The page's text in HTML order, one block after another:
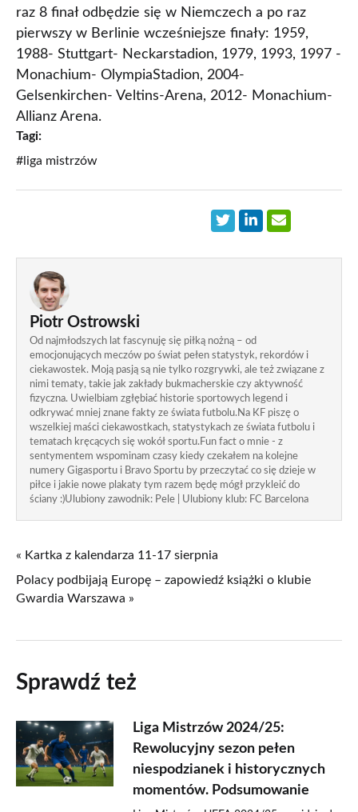
raz 8 finał odbędzie się w Niemczech a po raz
pierwszy w Berlinie wcześniejsze finały: 1959,
1988- Stuttgart- Neckarstadion, 1979, 1993, 1997 -
Monachium- OlympiaStadion, 2004-
Gelsenkirchen- Veltins-Arena, 2012- Monachium-
Allianz Arena.
Tagi:
#liga mistrzów
Piotr Ostrowski
Od najmłodszych lat fascynuję się piłką nożną – od
emocjonujących meczów po świat pełen statystyk, rekordów i
ciekawostek. Moją pasją są nie tylko rozgrywki, ale też związane z
nimi tematy, takie jak zakłady bukmacherskie czy aktywność
fizyczna. Uwielbiam zgłębiać historie sportowych legend i
odkrywać mniej znane fakty ze świata futbolu.Na KF piszę o
wszelkiej maści ciekawostkach, statystykach ze świata futbolu i
tematach kręcących się wokół sportu.Fun fact o mnie - z
sentymentem wspominam czasy kiedy czekałem na kolejne
numery Gigasportu i Bravo Sportu by przeczytać co się dzieje w
piłce i jakie nowe plakaty tym razem będę mógł przykleić do
ściany :)Ulubiony zawodnik: Pele | Ulubiony klub: FC Barcelona
« Kartka z kalendarza 11-17 sierpnia
Polacy podbijają Europę – zapowiedź książki o klubie
Gwardia Warszawa »
Sprawdź też
Liga Mistrzów 2024/25:
Rewolucyjny sezon pełen
niespodzianek i historycznych
momentów. Podsumowanie